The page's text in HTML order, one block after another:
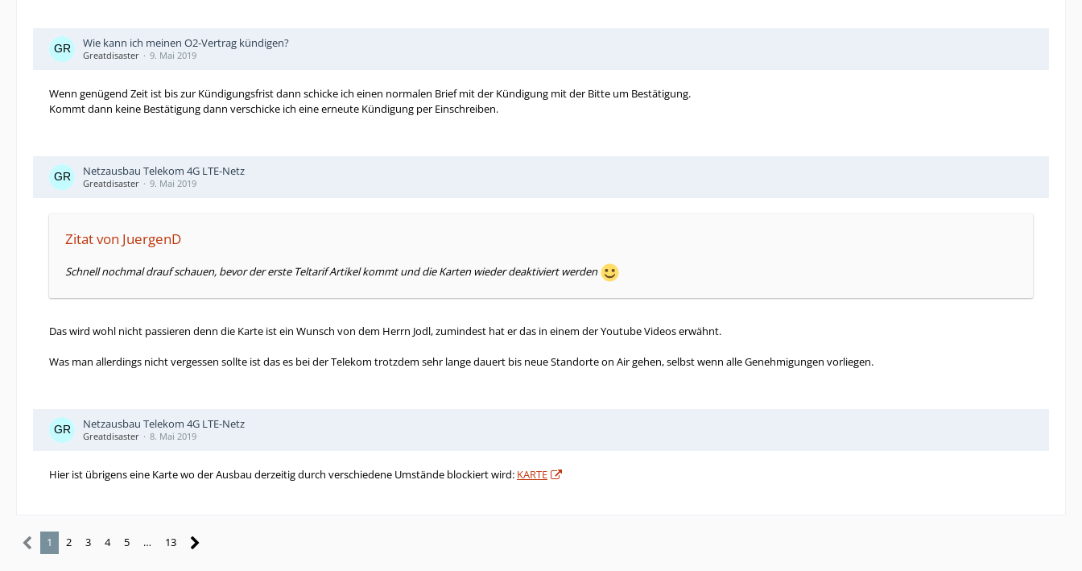
Wie kann ich meinen O2-Vertrag kündigen?
Greatdisaster 9. Mai 2019
Wenn genügend Zeit ist bis zur Kündigungsfrist dann schicke ich einen normalen Brief mit der Kündigung mit der Bitte um Bestätigung.
Kommt dann keine Bestätigung dann verschicke ich eine erneute Kündigung per Einschreiben.
Netzausbau Telekom 4G LTE-Netz
Greatdisaster 9. Mai 2019
Zitat von JuergenD
Schnell nochmal drauf schauen, bevor der erste Teltarif Artikel kommt und die Karten wieder deaktiviert werden
Das wird wohl nicht passieren denn die Karte ist ein Wunsch von dem Herrn Jodl, zumindest hat er das in einem der Youtube Videos erwähnt.
Was man allerdings nicht vergessen sollte ist das es bei der Telekom trotzdem sehr lange dauert bis neue Standorte on Air gehen, selbst wenn alle Genehmigungen vorliegen.
Netzausbau Telekom 4G LTE-Netz
Greatdisaster 8. Mai 2019
Hier ist übrigens eine Karte wo der Ausbau derzeitig durch verschiedene Umstände blockiert wird: KARTE
1 2 3 4 5 … 13